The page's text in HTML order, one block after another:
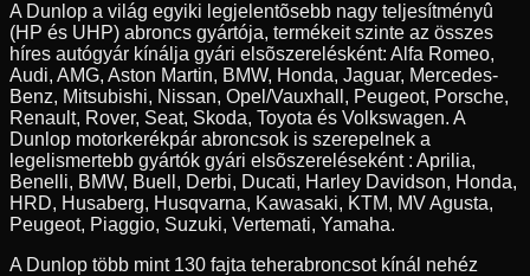
A Dunlop a világ egyiki legjelentõsebb nagy teljesítményû
(HP és UHP) abroncs gyártója, termékeit szinte az összes
híres autógyár kínálja gyári elsõszerelésként: Alfa Romeo,
Audi, AMG, Aston Martin, BMW, Honda, Jaguar, Mercedes-
Benz, Mitsubishi, Nissan, Opel/Vauxhall, Peugeot, Porsche,
Renault, Rover, Seat, Skoda, Toyota és Volkswagen. A
Dunlop motorkerékpár abroncsok is szerepelnek a
legelismertebb gyártók gyári elsõszereléseként : Aprilia,
Benelli, BMW, Buell, Derbi, Ducati, Harley Davidson, Honda,
HRD, Husaberg, Husqvarna, Kawasaki, KTM, MV Agusta,
Peugeot, Piaggio, Suzuki, Vertemati, Yamaha.
A Dunlop több mint 130 fajta teherabroncsot kínál nehéz